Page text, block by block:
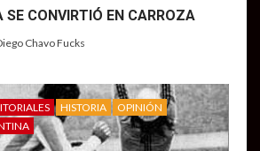
CONVIRTIÓ EN CARROZA
Chavo Fucks
HISTORIA
OPINIÓN